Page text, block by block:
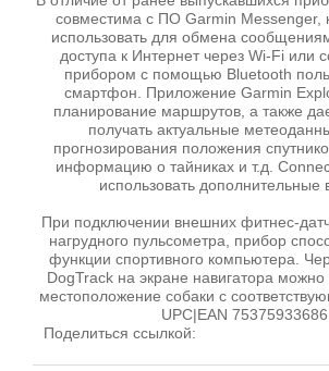
совместима с ПО Garmin Messenger,
использовать для обмена
доступа к Интернет через Wi-Fi или
прибором с помощью Bluetooth
смартфон. Приложение Garmin
планирование маршрутов, а также
получать актуальные
прогнозирования положения
информацию о тайниках и т.д.
использовать дополнительные
При подключении внешних фитнес-
нагрудного пульсометра, прибор
функции спортивного компьютера.
DogTrack на экране навигатора можно
местоположение собаки с
UPC|EAN 75375933686
Поделиться ссылкой: